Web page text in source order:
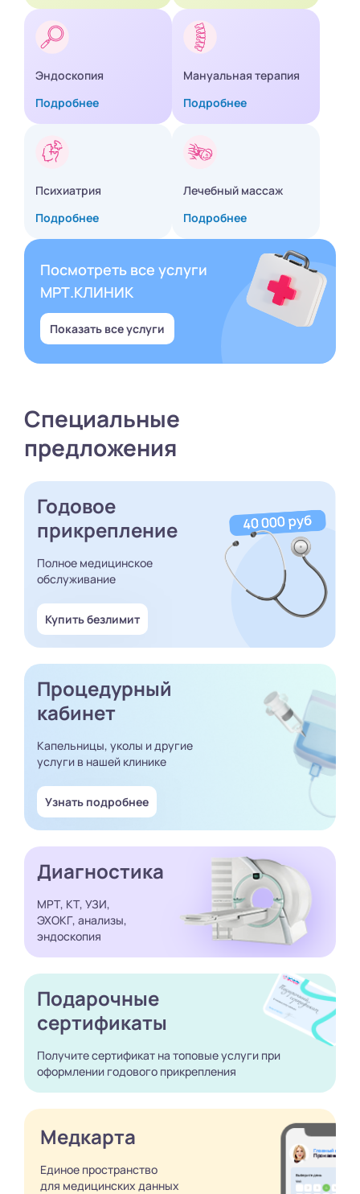
Эндоскопия
Подробнее
Мануальная терапия
Подробнее
Психиатрия
Подробнее
Лечебный массаж
Подробнее
Посмотреть все услуги
МРТ.КЛИНИК
Показать все услуги
Специальные
предложения
Годовое
прикрепление
Полное медицинское
обслуживание
Купить безлимит
Процедурный
кабинет
Капельницы, уколы и другие
услуги в нашей клинике
Узнать подробнее
Диагностика
МРТ, КТ, УЗИ,
ЭХОКГ, анализы,
эндоскопия
Подарочные
сертификаты
Получите сертификат на топовые услуги при
оформлении годового прикрепления
Медкарта
Единое пространство
для медицинских данных